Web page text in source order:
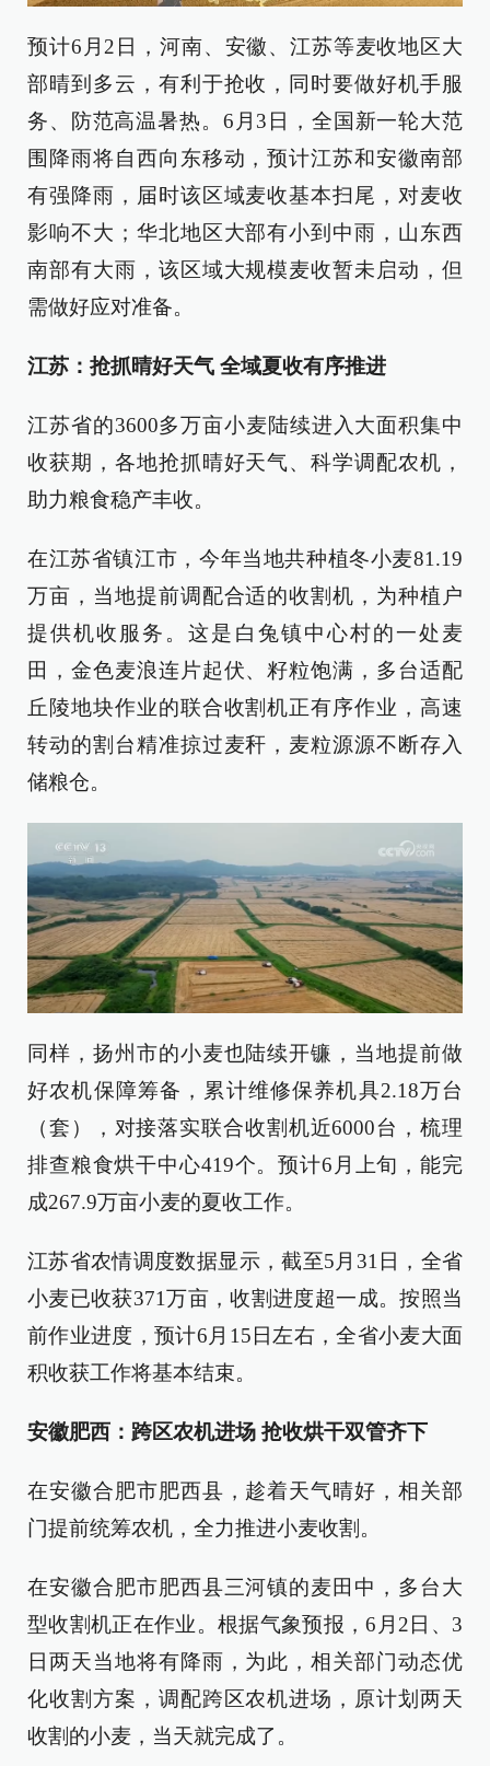
预计6月2日，河南、安徽、江苏等麦收地区大
部晴到多云，有利于抢收，同时要做好机手服
务、防范高温暑热。6月3日，全国新一轮大范
围降雨将自西向东移动，预计江苏和安徽南部
有强降雨，届时该区域麦收基本扫尾，对麦收
影响不大；华北地区大部有小到中雨，山东西
南部有大雨，该区域大规模麦收暂未启动，但
需做好应对准备。
江苏：抢抓晴好天气 全域夏收有序推进
江苏省的3600多万亩小麦陆续进入大面积集中
收获期，各地抢抓晴好天气、科学调配农机，
助力粮食稳产丰收。
在江苏省镇江市，今年当地共种植冬小麦81.19
万亩，当地提前调配合适的收割机，为种植户
提供机收服务。这是白兔镇中心村的一处麦
田，金色麦浪连片起伏、籽粒饱满，多台适配
丘陵地块作业的联合收割机正有序作业，高速
转动的割台精准掠过麦秆，麦粒源源不断存入
储粮仓。
同样，扬州市的小麦也陆续开镰，当地提前做
好农机保障筹备，累计维修保养机具2.18万台
（套），对接落实联合收割机近6000台，梳理
排查粮食烘干中心419个。预计6月上旬，能完
成267.9万亩小麦的夏收工作。
江苏省农情调度数据显示，截至5月31日，全省
小麦已收获371万亩，收割进度超一成。按照当
前作业进度，预计6月15日左右，全省小麦大面
积收获工作将基本结束。
安徽肥西：跨区农机进场 抢收烘干双管齐下
在安徽合肥市肥西县，趁着天气晴好，相关部
门提前统筹农机，全力推进小麦收割。
在安徽合肥市肥西县三河镇的麦田中，多台大
型收割机正在作业。根据气象预报，6月2日、3
日两天当地将有降雨，为此，相关部门动态优
化收割方案，调配跨区农机进场，原计划两天
收割的小麦，当天就完成了。